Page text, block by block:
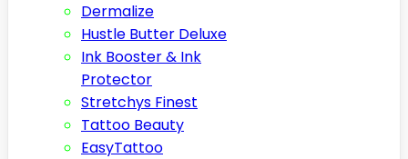
Dermalize
Hustle Butter Deluxe
Ink Booster & Ink
Protector
Stretchys Finest
Tattoo Beauty
EasyTattoo